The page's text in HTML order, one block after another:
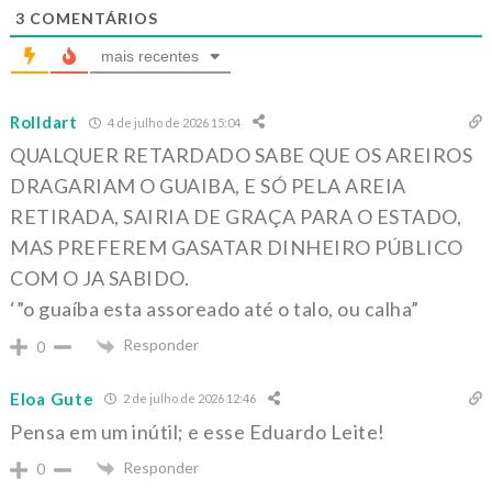
3 COMENTÁRIOS
mais recentes
Rolldart 4 de julho de 2026 15:04
QUALQUER RETARDADO SABE QUE OS AREIROS
DRAGARIAM O GUAIBA, E SÓ PELA AREIA
RETIRADA, SAIRIA DE GRAÇA PARA O ESTADO,
MAS PREFEREM GASATAR DINHEIRO PÚBLICO
COM O JA SABIDO.
‘”o guaíba esta assoreado até o talo, ou calha”
0 Responder
Eloa Gute 2 de julho de 2026 12:46
Pensa em um inútil; e esse Eduardo Leite!
0 Responder